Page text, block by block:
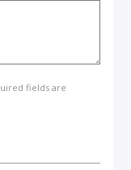
fields are